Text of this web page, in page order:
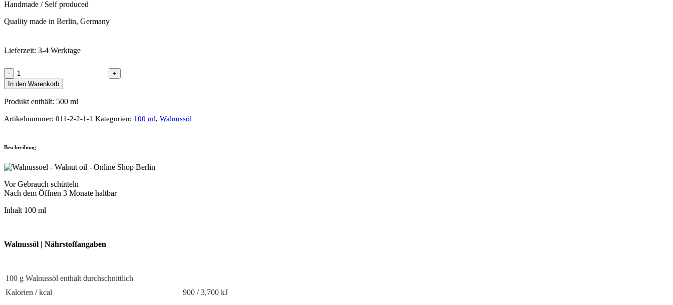
Handmade / Self produced
Quality made in Berlin, Germany
Lieferzeit: 3-4 Werktage
Walnussöl
100ml
quantity
In den Warenkorb
Produkt enthält: 500 ml
Artikelnummer: 011-2-2-1-1 Kategorien: 100 ml, Walnussöl
Beschreibung
Vor Gebrauch schütteln
Nach dem Öffnen 3 Monate haltbar
Inhalt 100 ml
Walnussöl | Nährstoffangaben
100 g Walnussöl enthält durchschnittlich
Kalorien / kcal
900 / 3,700 kJ